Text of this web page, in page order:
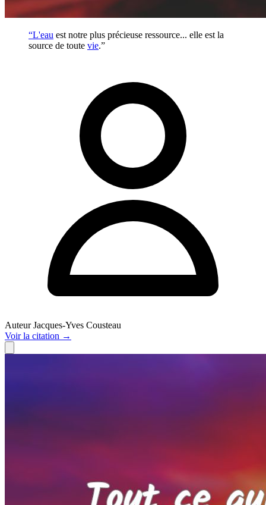
“L'eau est notre plus précieuse ressource... elle est la
source de toute vie.”
Auteur Jacques-Yves Cousteau
Voirla citation →